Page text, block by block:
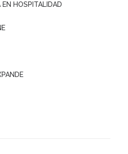
EN HOSPITALIDAD